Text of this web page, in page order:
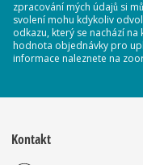
zpracování mých údajů si
svolení mohu kdykoliv
odkazu, který se nachází
hodnota objednávky pro
informace naleznete na
Kontakt